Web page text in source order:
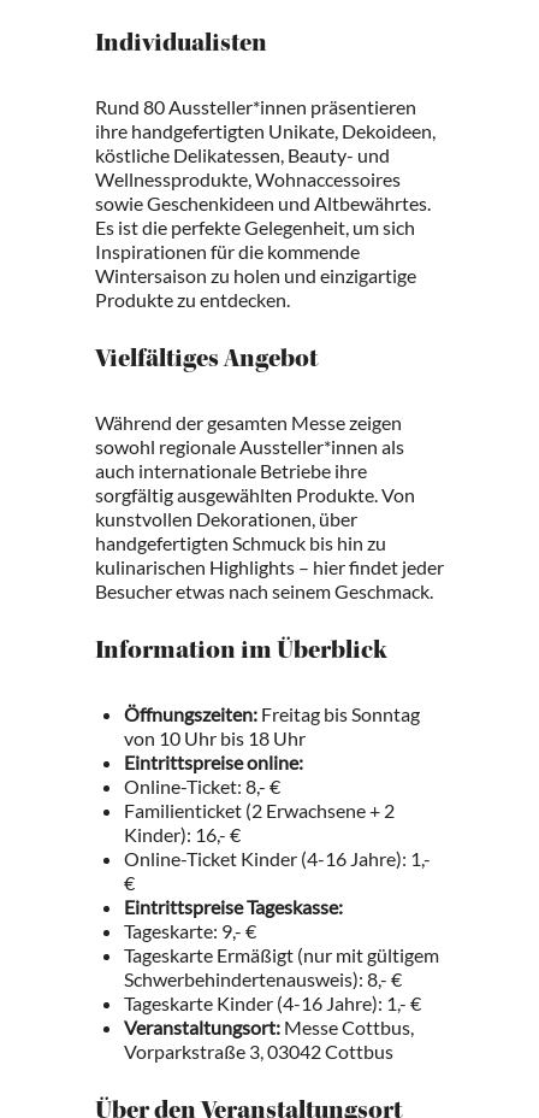
Individualisten
Rund 80 Aussteller*innen präsentieren
ihre handgefertigten Unikate, Dekoideen,
köstliche Delikatessen, Beauty- und
Wellnessprodukte, Wohnaccessoires
sowie Geschenkideen und Altbewährtes.
Es ist die perfekte Gelegenheit, um sich
Inspirationen für die kommende
Wintersaison zu holen und einzigartige
Produkte zu entdecken.
Vielfältiges Angebot
Während der gesamten Messe zeigen
sowohl regionale Aussteller*innen als
auch internationale Betriebe ihre
sorgfältig ausgewählten Produkte. Von
kunstvollen Dekorationen, über
handgefertigten Schmuck bis hin zu
kulinarischen Highlights – hier findet jeder
Besucher etwas nach seinem Geschmack.
Information im Überblick
Öffnungszeiten: Freitag bis Sonntag
von 10 Uhr bis 18 Uhr
Eintrittspreise online:
Online-Ticket: 8,- €
Familienticket (2 Erwachsene + 2
Kinder): 16,- €
Online-Ticket Kinder (4-16 Jahre): 1,-
€
Eintrittspreise Tageskasse:
Tageskarte: 9,- €
Tageskarte Ermäßigt (nur mit gültigem
Schwerbehindertenausweis): 8,- €
Tageskarte Kinder (4-16 Jahre): 1,- €
Veranstaltungsort: Messe Cottbus,
Vorparkstraße 3, 03042 Cottbus